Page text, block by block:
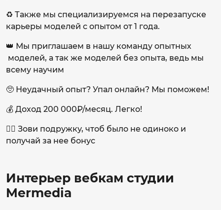
♻️ Также мы cпециализируемся на перезапуске
карьеры моделей с опытом от 1 года.
👑 Мы приглашаем в нашу команду опытных
моделей, а так же моделей без опыта, ведь мы
всему научим
🥺 Неудачный опыт? Упал онлайн? Мы поможем!
💰 Доход 200 000₽/месяц. Легко!
👯‍♀️ Зови подружку, чтоб было не одиноко и
получай за нее бонус
Интерьер вебкам студии
Mermedia